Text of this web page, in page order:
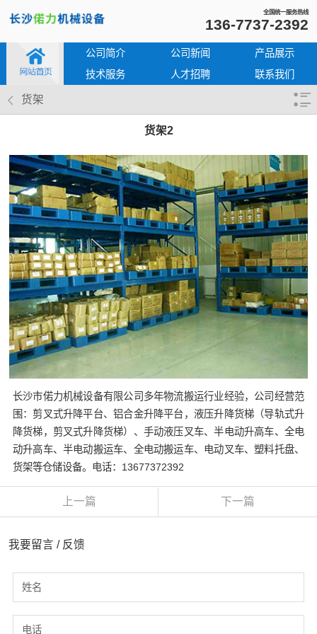
全国统一服务热线
136-7737-2392
公司简介 公司新闻
产品展示
技术服务
人才招聘 联系我们
货架
货架2
长沙市偌力机械设备有限公司多年物流搬运行业经验，公司经营范
围：剪叉式升降平台、铝合金升降平台，液压升降货梯（导轨式升
降货梯，剪叉式升降货梯）、手动液压叉车、半电动升高车、全电
动升高车、半电动搬运车、全电动搬运车、电动叉车、塑料托盘、
货架等仓储设备。电话：13677372392
上一篇 下一篇
我要留言 / 反馈